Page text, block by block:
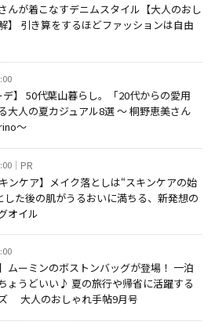
んが着こなすデニムスタイル【大人のおし
】 引き算をするほどファッションは自由
デ】 50代葉山暮らし。「20代からの愛用
大人の夏カジュアル8選 ～ 桐野恵美さん
～
PR
キンケア】メイク落としは“スキンケアの始
した後の肌がうるおいに満ちる、新発想の
オイル
ムーミンのボストンバッグが登場！ 一泊
ょうどいい♪ 夏の旅行や帰省に活躍する
大人のおしゃれ手帖9月号